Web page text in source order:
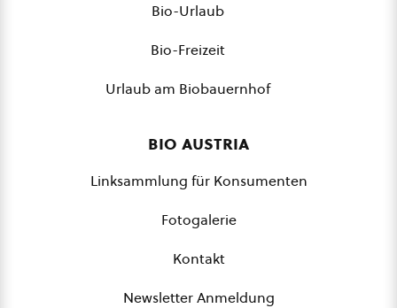
Bio-Urlaub
Bio-Freizeit
Urlaub am Biobauernhof
bio austria
Linksammlung für Konsumenten
Fotogalerie
Kontakt
Newsletter Anmeldung